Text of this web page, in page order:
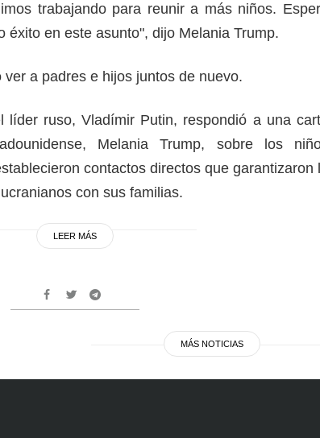
trabajando para reunir a más niños.
éxito en este asunto", dijo Melania Trump.
a padres e hijos juntos de nuevo.
líder ruso, Vladímir Putin, respondió a una
Melania Trump, sobre los
contactos directos que garantizaron
con sus familias.
LEER MÁS
MÁS NOTICIAS